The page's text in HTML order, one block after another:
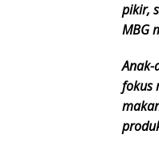
pikir,
MBG
Anak-
fokus